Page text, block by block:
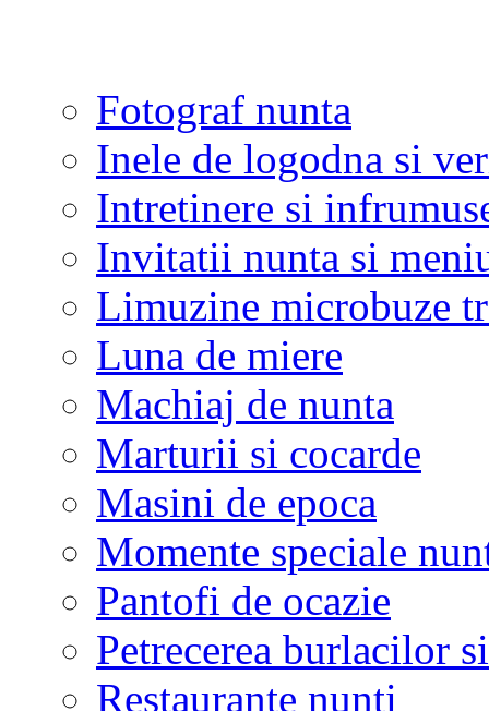
Fotograf nunta
Inele de logodna si
Intretinere si
Invitatii nunta si
Limuzine microbuze
Luna de miere
Machiaj de nunta
Marturii si cocarde
Masini de epoca
Momente speciale
Pantofi de ocazie
Petrecerea burlacilor
Restaurante nunti